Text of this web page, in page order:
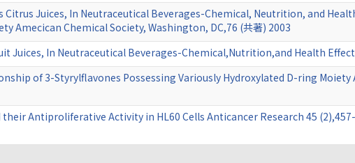
Juices, In Neutraceutical Beverages-Chemical, Neutrition, and
Amecican Chemical Society, Washington, DC,76 (共著) 2003
Juices, In Neutraceutical Beverages-Chemical,Nutrition,and Health
of 3-Styrylflavones Possessing Variously Hydroxylated D-ring Moiety
Antiproliferative Activity in HL60 Cells Anticancer Research 45